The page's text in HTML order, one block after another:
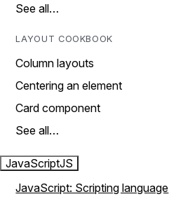
See all…
LAYOUT COOKBOOK
Column layouts
Centering an element
Card component
See all…
JavaScriptJS
JavaScript: Scripting language